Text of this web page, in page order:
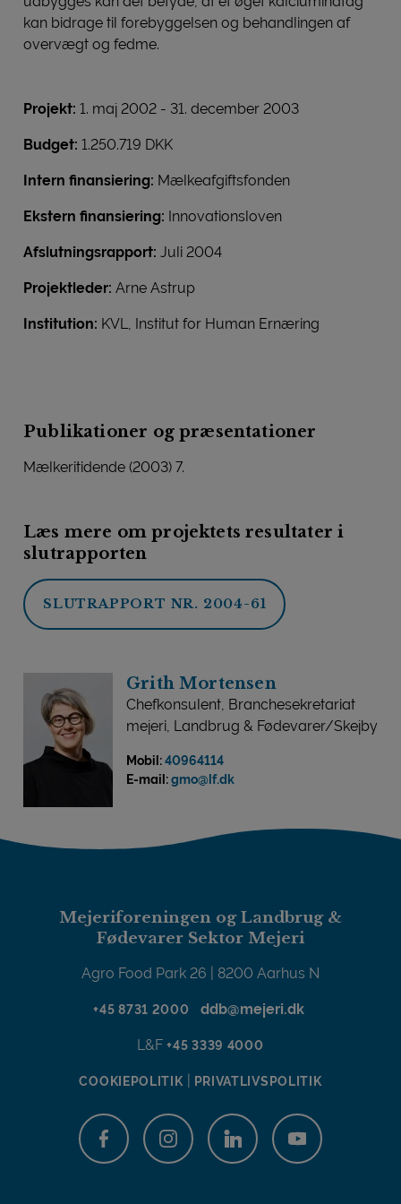
kan bidrage til forebyggelsen og behandlingen af
overvægt og fedme.
Projekt: 1. maj 2002 - 31. december 2003
Budget: 1.250.719 DKK
Intern finansiering: Mælkeafgiftsfonden
Ekstern finansiering: Innovationsloven
Afslutningsrapport: Juli 2004
Projektleder: Arne Astrup
Institution: KVL, Institut for Human Ernæring
Publikationer og præsentationer
Mælkeritidende (2003) 7.
Læs mere om projektets resultater i
slutrapporten
SLUTRAPPORT NR. 2004-61
Grith Mortensen
Chefkonsulent, Branchesekretariat
mejeri, Landbrug & Fødevarer/Skejby
Mobil:40964114
E-mail:gmo@lf.dk
Mejeriforeningen og Landbrug &
Fødevarer Sektor Mejeri
Agro Food Park 26 | 8200 Aarhus N
+45 8731 2000 ddb@mejeri.dk
L&F+45 3339 4000
COOKIEPOLITIK PRIVATLIVSPOLITIK